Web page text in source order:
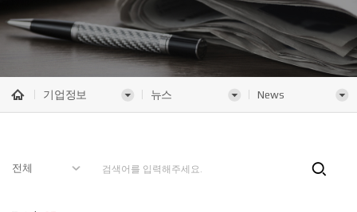
기업정보 뉴스 News